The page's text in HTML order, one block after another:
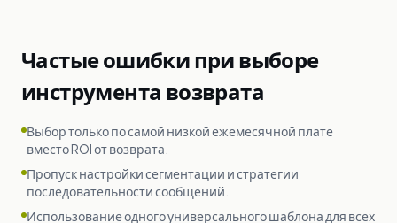
Частые ошибки при выборе
инструмента возврата
Выбор только по самой низкой ежемесячной плате
вместо ROI от возврата.
Пропуск настройки сегментации и стратегии
последовательности сообщений.
Использование одного универсального шаблона для всех